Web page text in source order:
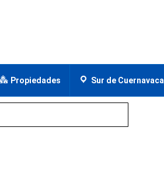
Propiedades Sur de Cuernavaca